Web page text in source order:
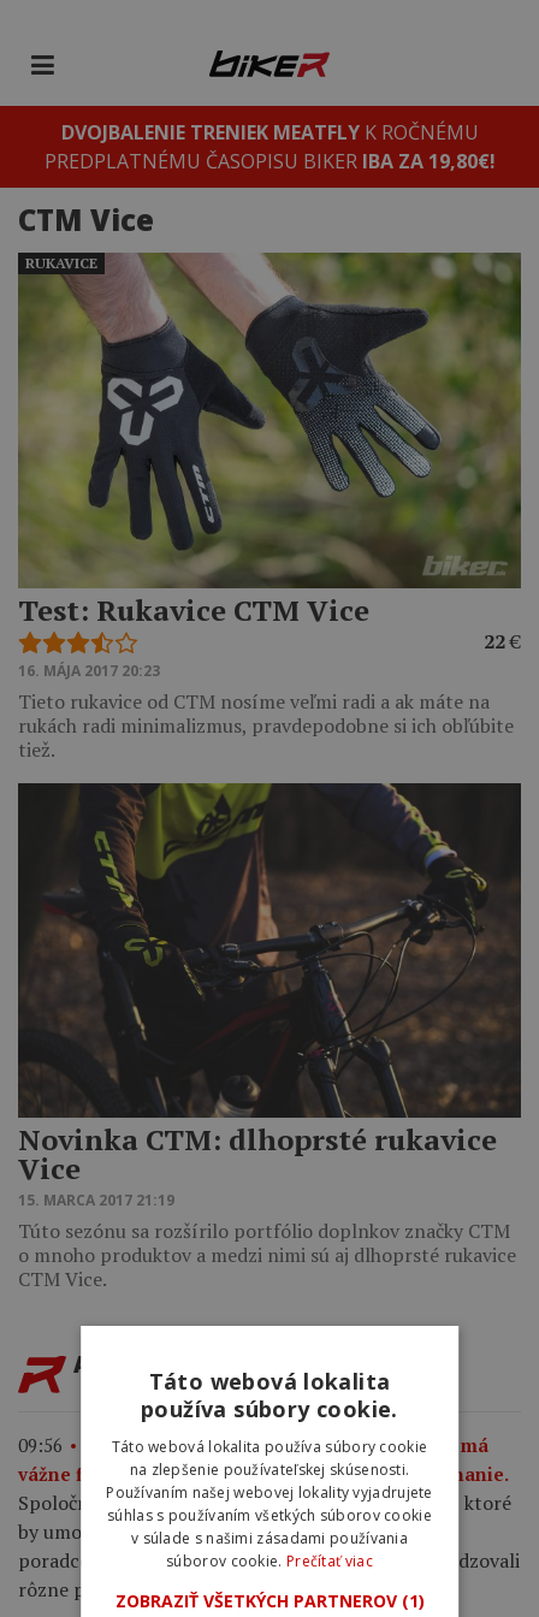
DVOJBALENIE TRENIEK MEATFLYK ROČNÉMU
PREDPLATNÉMU ČASOPISU BIKER IBA ZA 19,80€!
CTM Vice
Test: Rukavice CTM Vice
22€
16. MÁJA 2017 20:23
Tieto rukavice od CTM nosíme veľmi radi a ak máte na
rukách radi minimalizmus, pravdepodobne si ich obľúbite
tiež.
RUKAVICE
Novinka CTM: dlhoprsté rukavice
Vice
15. MARCA 2017 21:19
Túto sezónu sa rozšírilo portfólio doplnkov značky CTM
o mnoho produktov a medzi nimi sú aj dlhoprsté rukavice
CTM Vice.
AKTUALITY
09:56
Majiteľ značiek Haibike, Ghost a Lapierre má
vážne finančné problémy a začal insolvenčné konanie.
Spoločnosť Accell Group nedokázala nájsť riešenie, ktoré
by umožnilo pokračovať v súčasnej podobe, hoci
poradcovia rokovali s viacerými záujemcami a posudzovali
rôzne ponuky.
Táto webová lokalita
používa súbory cookie.
Táto webová lokalita používa súbory cookie
na zlepšenie používateľskej skúsenosti.
Používaním našej webovej lokality vyjadrujete
súhlas s používaním všetkých súborov cookie
v súlade s našimi zásadami používania
súborov cookie. Prečítať viac
ZOBRAZIŤ VŠETKÝCH PARTNEROV (1)